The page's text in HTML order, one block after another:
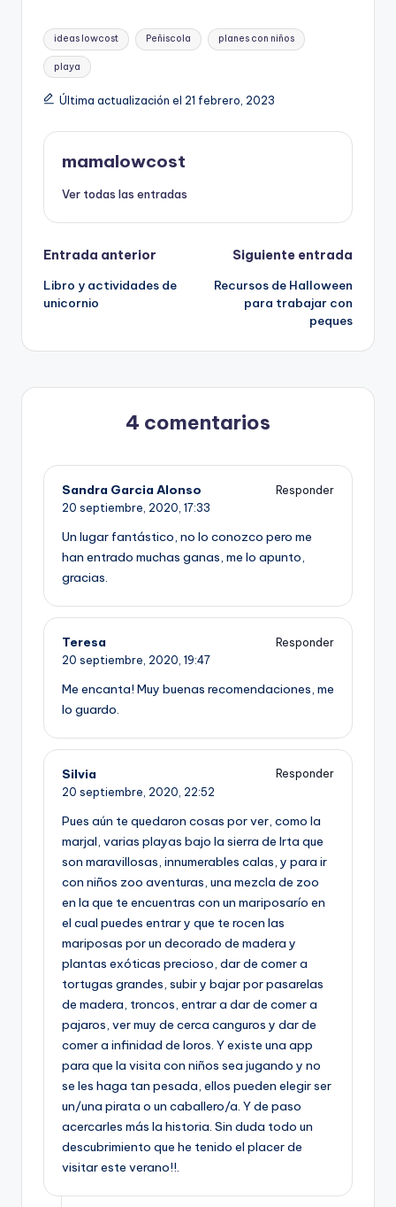
Etiquetas:
ideas lowcost Peñiscola planes con niños
playa
Última actualización el 21 febrero, 2023
mamalowcost
Ver todas las entradas
Navegación
de
Entrada anterior
Libro y actividades de
unicornio
Siguiente entrada
Recursos de Halloween
para trabajar con
peques
4 comentarios
Sandra Garcia Alonso
Responder
20 septiembre, 2020, 17:33
Un lugar fantástico, no lo conozco pero me
han entrado muchas ganas, me lo apunto,
gracias.
Teresa
Responder
20 septiembre, 2020, 19:47
Me encanta! Muy buenas recomendaciones, me
lo guardo.
Silvia
Responder
20 septiembre, 2020, 22:52
Pues aún te quedaron cosas por ver, como la
marjal, varias playas bajo la sierra de Irta que
son maravillosas, innumerables calas, y para ir
con niños zoo aventuras, una mezcla de zoo
en la que te encuentras con un mariposarío en
el cual puedes entrar y que te rocen las
mariposas por un decorado de madera y
plantas exóticas precioso, dar de comer a
tortugas grandes, subir y bajar por pasarelas
de madera, troncos, entrar a dar de comer a
pajaros, ver muy de cerca canguros y dar de
comer a infinidad de loros. Y existe una app
para que la visita con niños sea jugando y no
se les haga tan pesada, ellos pueden elegir ser
un/una pirata o un caballero/a. Y de paso
acercarles más la historia. Sin duda todo un
descubrimiento que he tenido el placer de
visitar este verano!!.